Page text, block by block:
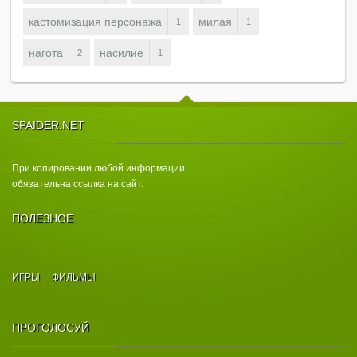
кастомизация персонажа 1 милая 1
нагота 2 насилие 1
SPAIDER.NET
При копировании любой информации,
обязательна ссылка на сайт.
ПОЛЕЗНОЕ
ИГРЫ ФИЛЬМЫ
ПРОГОЛОСУЙ